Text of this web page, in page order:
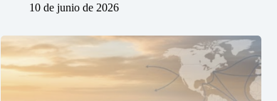
10 de junio de 2026